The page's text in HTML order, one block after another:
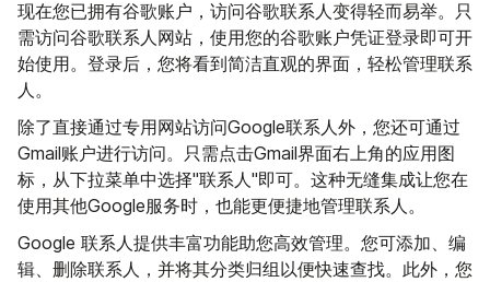
现在您已拥有谷歌账户，访问谷歌联系人变得轻而易举。只
需访问谷歌联系人网站，使用您的谷歌账户凭证登录即可开
始使用。登录后，您将看到简洁直观的界面，轻松管理联系
人。
除了直接通过专用网站访问Google联系人外，您还可通过
Gmail账户进行访问。只需点击Gmail界面右上角的应用图
标，从下拉菜单中选择"联系人"即可。这种无缝集成让您在
使用其他Google服务时，也能更便捷地管理联系人。
Google 联系人提供丰富功能助您高效管理。您可添加、编
辑、删除联系人，并将其分类归组以便快速查找。此外，您